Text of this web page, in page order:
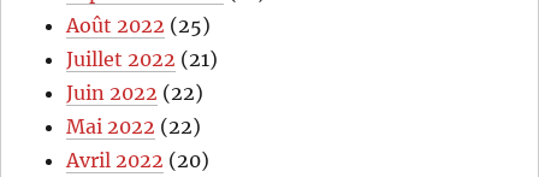
Août 2022 (25)
Juillet 2022 (21)
Juin 2022 (22)
Mai 2022 (22)
Avril 2022 (20)